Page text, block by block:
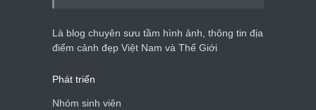
Là blog chuyên sưu tầm hình ảnh, thông tin địa
điểm cảnh đẹp Việt Nam và Thế Giới
Phát triển
Nhóm sinh viên